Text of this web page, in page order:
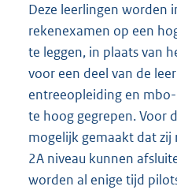
Deze leerlingen worden
rekenexamen op een
te leggen, in plaats van
voor een deel van de
entreeopleiding en
te hoog gegrepen. Voor
mogelijk gemaakt dat zij
2A niveau kunnen
worden al enige tijd